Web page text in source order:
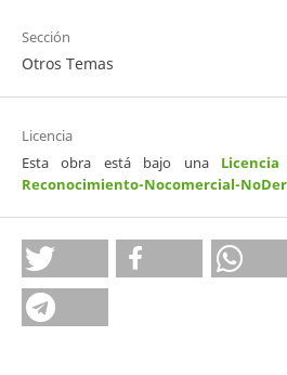
Sección
Otros Temas
Licencia
Esta obra está bajo una
Reconocimiento-Nocomercial-